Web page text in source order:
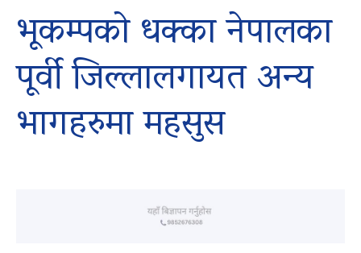
भूकम्पको धक्का नेपालका
पूर्वी जिल्लालगायत अन्य
भागहरुमा महसुस